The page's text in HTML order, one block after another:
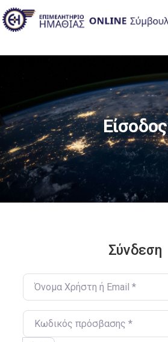
Είσοδος
Σύνδεση
Όνομα Χρήστη ή Email *
Κωδικός πρόσβασης